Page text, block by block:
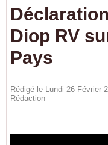
Diop RV
Pays
Rédigé le Lundi 26 Février
Rédaction